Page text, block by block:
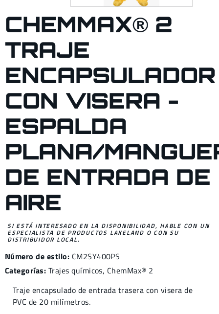
CHEMMAX® 2
TRAJE
ENCAPSULADOR
CON VISERA -
ESPALDA
PLANA/
DE ENTRADA DE
AIRE
SI ESTÁ INTERESADO EN LA DISPONIBILIDAD, HABLE CON UN
ESPECIALISTA DE PRODUCTOS LAKELAND O CON SU
DISTRIBUIDOR LOCAL.
Número de estilo: CM2SY400PS
Categorías: Trajes químicos, ChemMax® 2
Traje encapsulado de entrada trasera con visera de
PVC de 20 milímetros.